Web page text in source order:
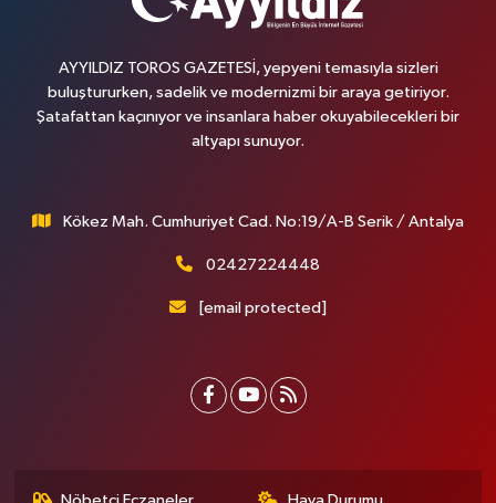
AYYILDIZ TOROS GAZETESİ, yepyeni temasıyla sizleri
buluştururken, sadelik ve modernizmi bir araya getiriyor.
Şatafattan kaçınıyor ve insanlara haber okuyabilecekleri bir
altyapı sunuyor.
Kökez Mah. Cumhuriyet Cad. No:19/A-B Serik / Antalya
02427224448
[email protected]